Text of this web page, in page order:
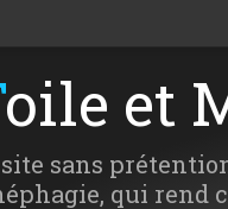
Toile et
site sans
qui rend